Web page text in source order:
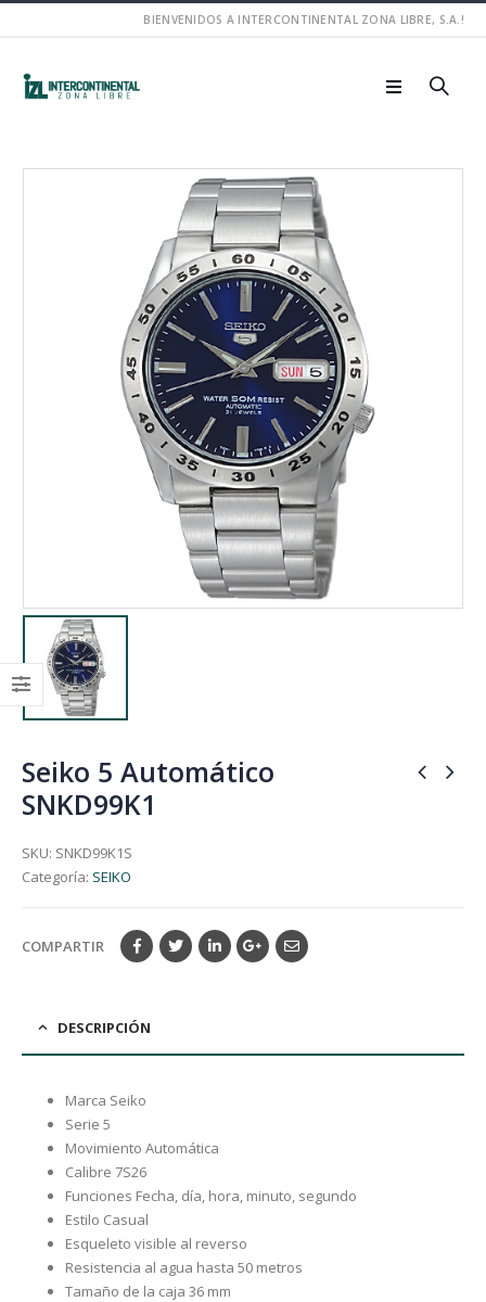
BIENVENIDOS A INTERCONTINENTAL ZONA LIBRE, S.A.!
Seiko 5 Automático
SNKD99K1
SKU: SNKD99K1S
Categoría: SEIKO
COMPARTIR
DESCRIPCIÓN
Marca Seiko
Serie 5
Movimiento Automática
Calibre 7S26
Funciones Fecha, día, hora, minuto, segundo
Estilo Casual
Esqueleto visible al reverso
Resistencia al agua hasta 50 metros
Tamaño de la caja 36 mm